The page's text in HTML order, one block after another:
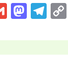
G
ai
l
M
st
o
T
e
gr